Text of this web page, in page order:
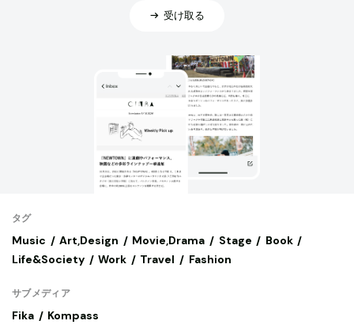
受け取る
タグ
Music Art,Design Movie,Drama Stage
Book
Life&Society
Work Travel Fashion
サブメディア
Fika Kompass